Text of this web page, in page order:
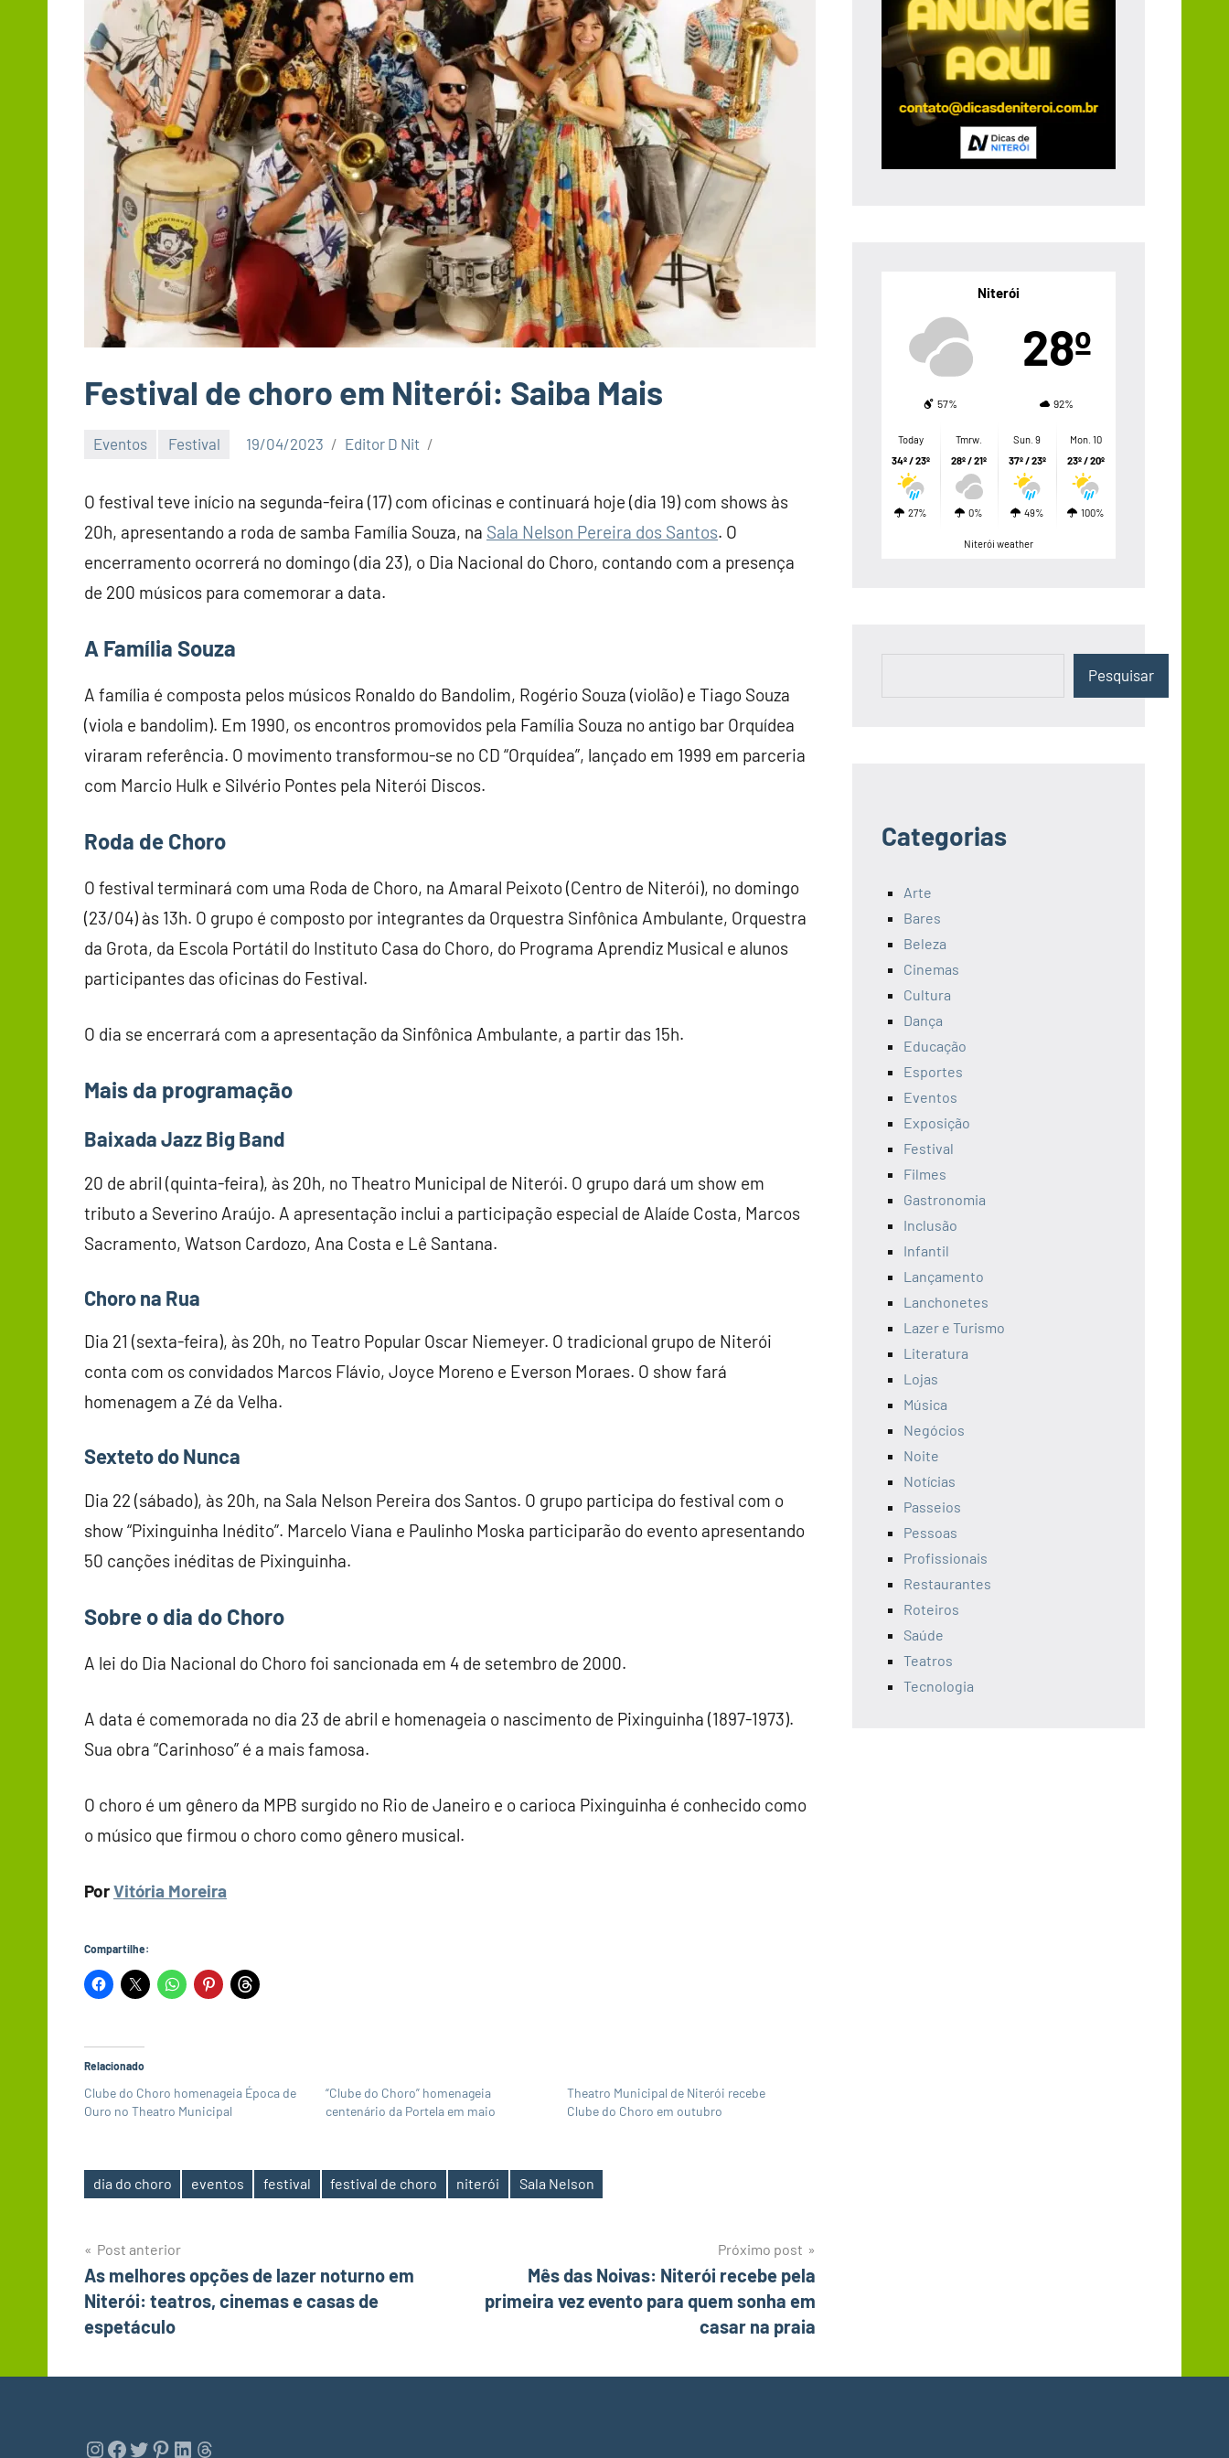
Festival de choro em Niterói: Saiba Mais
Eventos Festival 19/04/2023 Editor D Nit
O festival teve início na segunda-feira (17) com oficinas e continuará hoje (dia 19) com shows às
20h, apresentando a roda de samba Família Souza, na Sala Nelson Pereira dos Santos. O
encerramento ocorrerá no domingo (dia 23), o Dia Nacional do Choro, contando com a presença
de 200 músicos para comemorar a data.
A Família Souza
A família é composta pelos músicos Ronaldo do Bandolim, Rogério Souza (violão) e Tiago Souza
(viola e bandolim). Em 1990, os encontros promovidos pela Família Souza no antigo bar Orquídea
viraram referência. O movimento transformou-se no CD “Orquídea”, lançado em 1999 em parceria
com Marcio Hulk e Silvério Pontes pela Niterói Discos.
Roda de Choro
O festival terminará com uma Roda de Choro, na Amaral Peixoto (Centro de Niterói), no domingo
(23/04) às 13h. O grupo é composto por integrantes da Orquestra Sinfônica Ambulante, Orquestra
da Grota, da Escola Portátil do Instituto Casa do Choro, do Programa Aprendiz Musical e alunos
participantes das oficinas do Festival.
O dia se encerrará com a apresentação da Sinfônica Ambulante, a partir das 15h.
Mais da programação
Baixada Jazz Big Band
20 de abril (quinta-feira), às 20h, no Theatro Municipal de Niterói. O grupo dará um show em
tributo a Severino Araújo. A apresentação inclui a participação especial de Alaíde Costa, Marcos
Sacramento, Watson Cardozo, Ana Costa e Lê Santana.
Choro na Rua
Dia 21 (sexta-feira), às 20h, no Teatro Popular Oscar Niemeyer. O tradicional grupo de Niterói
conta com os convidados Marcos Flávio, Joyce Moreno e Everson Moraes. O show fará
homenagem a Zé da Velha.
Sexteto do Nunca
Dia 22 (sábado), às 20h, na Sala Nelson Pereira dos Santos. O grupo participa do festival com o
show “Pixinguinha Inédito”. Marcelo Viana e Paulinho Moska participarão do evento apresentando
50 canções inéditas de Pixinguinha.
Sobre o dia do Choro
A lei do Dia Nacional do Choro foi sancionada em 4 de setembro de 2000.
A data é comemorada no dia 23 de abril e homenageia o nascimento de Pixinguinha (1897-1973).
Sua obra “Carinhoso” é a mais famosa.
O choro é um gênero da MPB surgido no Rio de Janeiro e o carioca Pixinguinha é conhecido como
o músico que firmou o choro como gênero musical.
PorVitória Moreira
Compartilhe:
Relacionado
Clube do Choro homenageia Época de
Ouro no Theatro Municipal
“Clube do Choro” homenageia
centenário da Portela em maio
Theatro Municipal de Niterói recebe
Clube do Choro em outubro
Tags
dia do choro eventos festival festival de choro niterói Sala Nelson
Navegação
de
Post
Post anterior
As melhores opções de lazer noturno em
Niterói: teatros, cinemas e casas de
espetáculo
Próximo post
Mês das Noivas: Niterói recebe pela
primeira vez evento para quem sonha em
casar na praia
Niterói
28º
57% 92%
Today
34º / 23º
27%
Tmrw.
28º / 21º
0%
Sun. 9
37º / 23º
49%
Mon. 10
23º / 20º
100%
Niterói weather
Pesquisar
Categorias
Arte
Bares
Beleza
Cinemas
Cultura
Dança
Educação
Esportes
Eventos
Exposição
Festival
Filmes
Gastronomia
Inclusão
Infantil
Lançamento
Lanchonetes
Lazer e Turismo
Literatura
Lojas
Música
Negócios
Noite
Notícias
Passeios
Pessoas
Profissionais
Restaurantes
Roteiros
Saúde
Teatros
Tecnologia
Instagram
Facebook
Twitter
Pinterest
LinkedIn
Threads